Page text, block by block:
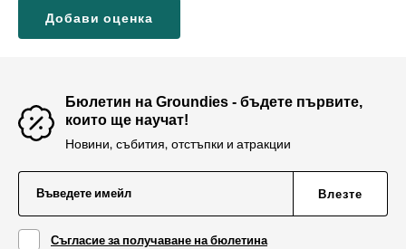
Добави оценка
Бюлетин на Groundies - бъдете първите,
които ще научат!
Новини, събития, отстъпки и атракции
Въведете имейл Влезте
Съгласие за получаване на бюлетина